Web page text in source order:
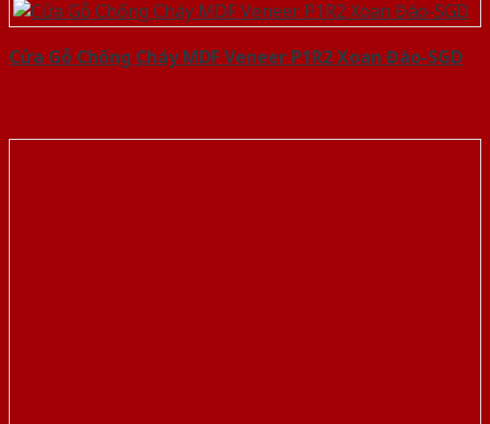
Cửa Gỗ Chống Cháy MDF Veneer P1R2 Xoan Đào-SGD